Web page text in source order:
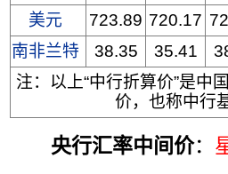
美元
723.89 720.17
南非兰特
38.35 35.41
注：以上“中行折算价”是中
价，也称中行
央行汇率中间价：